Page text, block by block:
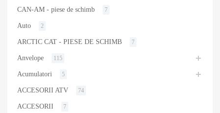
CAN-AM - piese de schimb 7
Auto 2
ARCTIC CAT - PIESE DE SCHIMB 7
Anvelope 115
Acumulatori 5
ACCESORII ATV 74
ACCESORII 7